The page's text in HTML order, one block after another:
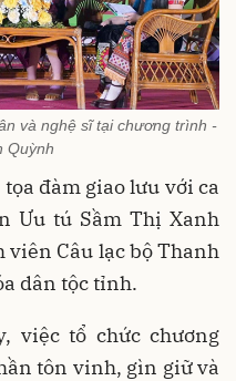
và nghệ sĩ tại chương trình -
Quỳnh
đàm giao lưu với ca
Ưu tú Sầm Thị Xanh
viên Câu lạc bộ Thanh
dân tộc tỉnh.
việc tổ chức chương
tôn vinh, gìn giữ và